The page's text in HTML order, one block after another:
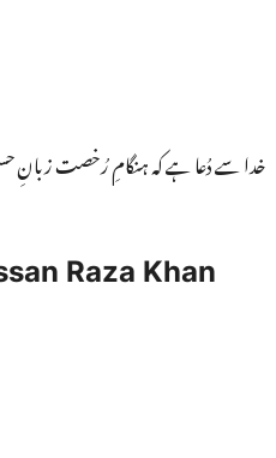
خدا سے دُعا ہے کہ ہنگامِ رُخصت زبانِ
Raza Khan